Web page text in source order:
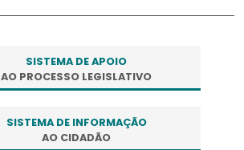
SISTEMA DE APOIO
AO PROCESSO LEGISLATIVO
SISTEMA DE INFORMAÇÃO
AO CIDADÃO